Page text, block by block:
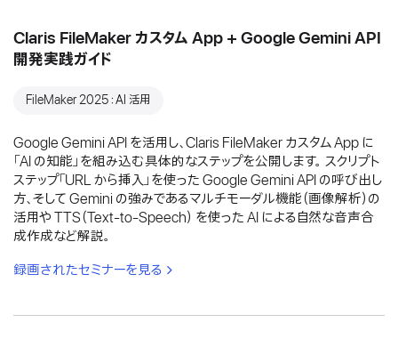
Claris FileMaker カスタム App + Google Gemini API
開発実践ガイド
FileMaker 2025：AI 活用
Google Gemini API を活用し、Claris FileMaker カスタム App に
「AI の知能」を組み込む具体的なステップを公開します。 スクリプト
ステップ「URL から挿入」を使った Google Gemini API の呼び出し
方、そして Gemini の強みであるマルチモーダル機能（画像解析）の
活用や TTS（Text-to-Speech） を使った AI による自然な音声合
成作成など解説。
録画されたセミナーを見る